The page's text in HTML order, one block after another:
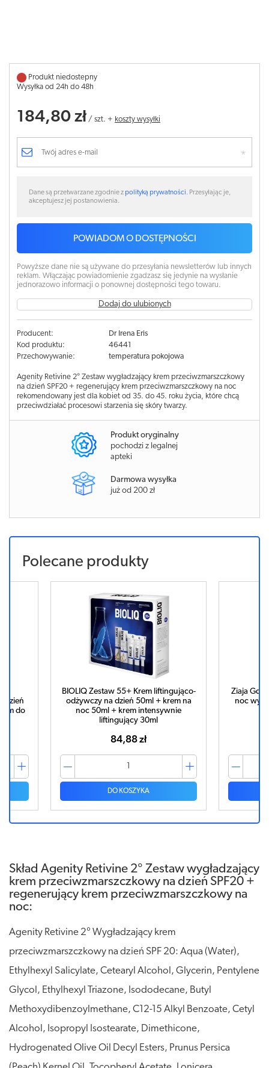
Produkt niedostepny
Wysyłka od 24h do 48h
184,80 zł / szt. + koszty wysyłki
Dane są przetwarzane zgodnie zpolityką prywatności. Przesyłając je,
akceptujesz jej postanowienia.
POWIADOM O DOSTĘPNOŚCI
Powyższe dane nie są używane do przesyłania newsletterów lub innych
reklam. Włączając powiadomienie zgadzasz się jedynie na wysłanie
jednorazowo informacji o ponownej dostępności tego towaru.
Dodaj do ulubionych
Producent:
Dr Irena Eris
Kod produktu:
46441
Przechowywanie:
temperatura pokojowa
Agenity Retivine 2° Zestaw wygładzający krem przeciwzmarszczkowy
na dzień SPF20 + regenerujący krem przeciwzmarszczkowy na noc
rekomendowany jest dla kobiet od 35. do 45. roku życia, które chcą
przeciwdziałać procesowi starzenia się skóry twarzy.
Produkt oryginalny
pochodzi z legalnej
apteki
Darmowa wysyłka
już od 200 zł
Polecane produkty
dzień
do
BIOLIQ Zestaw 55+ Krem liftingująco-
odżywczy na dzień 50ml + krem na
noc 50ml + krem intensywnie
liftingujący 30ml
84,88 zł
DO KOSZYKA
Ziaja
noc
Skład Agenity Retivine 2° Zestaw wygładzający
krem przeciwzmarszczkowy na dzień SPF20 +
regenerujący krem przeciwzmarszczkowy na
noc:
Agenity Retivine 2° Wygładzający krem
przeciwzmarszczkowy na dzień SPF 20: Aqua (Water),
Ethylhexyl Salicylate, Cetearyl Alcohol, Glycerin, Pentylene
Glycol, Ethylhexyl Triazone, Isododecane, Butyl
Methoxydibenzoylmethane, C12-15 Alkyl Benzoate, Cetyl
Alcohol, Isopropyl Isostearate, Dimethicone,
Hydrogenated Olive Oil Decyl Esters, Prunus Persica